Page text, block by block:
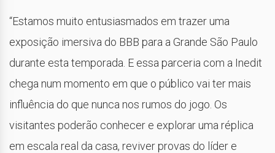
“Estamos muito entusiasmados em trazer uma
exposição imersiva do BBB para a Grande São Paulo
durante esta temporada. E essa parceria com a Inedit
chega num momento em que o público vai ter mais
influência do que nunca nos rumos do jogo. Os
visitantes poderão conhecer e explorar uma réplica
em escala real da casa, reviver provas do líder e